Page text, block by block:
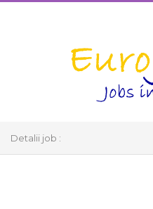
Detalii job :